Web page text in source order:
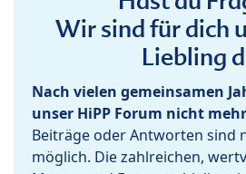
Wir sind für dich
Liebling
Nach vielen gemeinsamen
unser HiPP Forum nicht
Beiträge oder Antworten sind
möglich. Die zahlreichen,